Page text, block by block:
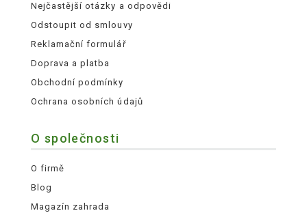
Nejčastější otázky a odpovědi
Odstoupit od smlouvy
Reklamační formulář
Doprava a platba
Obchodní podmínky
Ochrana osobních údajů
O společnosti
O firmě
Blog
Magazín zahrada